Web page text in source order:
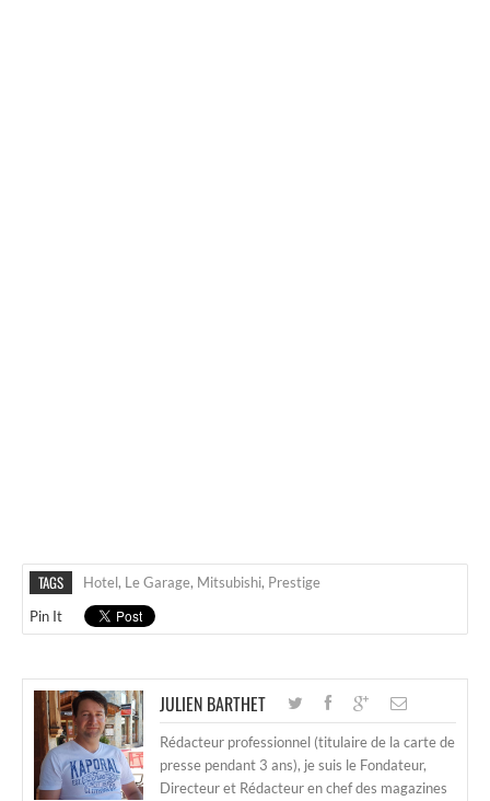
TAGS Hotel, Le Garage, Mitsubishi, Prestige
Pin It
JULIEN BARTHET
Rédacteur professionnel (titulaire de la carte de
presse pendant 3 ans), je suis le Fondateur,
Directeur et Rédacteur en chef des magazines